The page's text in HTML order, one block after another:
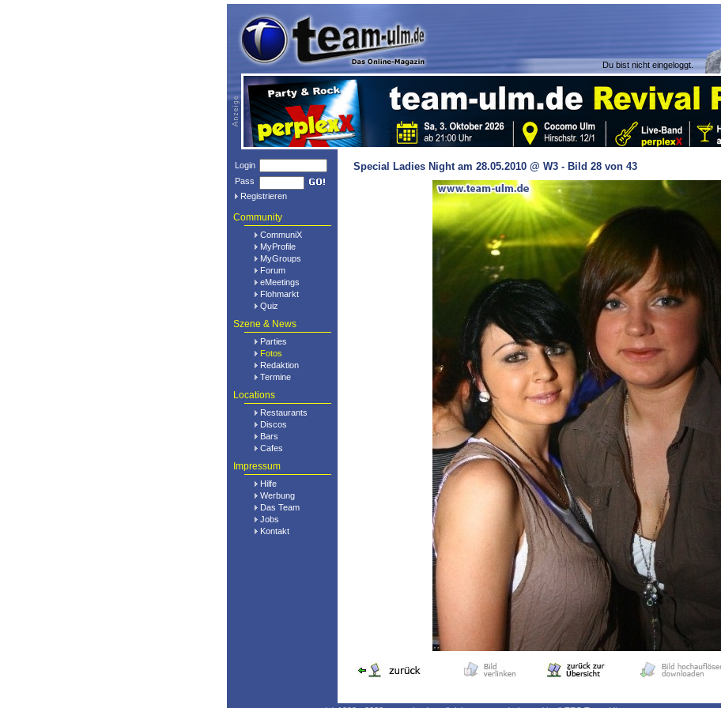
Du bist nicht eingeloggt.
Login
Pass
Registrieren
Community
CommuniX
MyProfile
MyGroups
Forum
eMeetings
Flohmarkt
Quiz
Szene & News
Parties
Fotos
Redaktion
Termine
Locations
Restaurants
Discos
Bars
Cafes
Impressum
Hilfe
Werbung
Das Team
Jobs
Kontakt
Special Ladies Night am 28.05.2010 @ W3 - Bild 28 von 43